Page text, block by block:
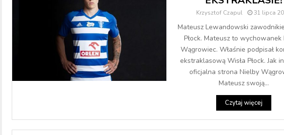
Krzysztof Czapul 31 lipca
Mateusz Lewandowski
Płock. Mateusz to wychowanek
Wągrowiec. Właśnie podpisał
ekstraklasową Wisła Płock. Jak
oficjalna strona Nielby
Mateusz swoją...
Czytaj więcej